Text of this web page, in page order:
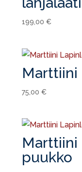
199,00 €
Marttiini
75,00 €
Marttiini
puukko